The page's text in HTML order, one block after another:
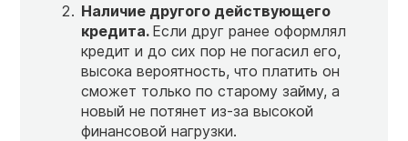
Наличие другого действующего
кредита. Если друг ранее оформлял
кредит и до сих пор не погасил его,
высока вероятность, что платить он
сможет только по старому займу, а
новый не потянет из-за высокой
финансовой нагрузки.